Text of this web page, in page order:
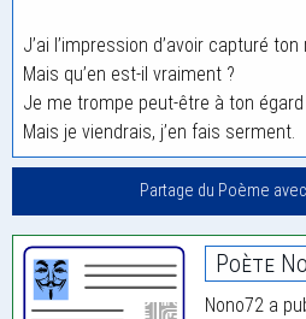
J’ai l’impression d’avoir capturé ton
Mais qu’en est-il vraiment ?
Je me trompe peut-être à ton égard
Mais je viendrais, j’en fais serment.
Partage du Poème
Poète
Nono72 a